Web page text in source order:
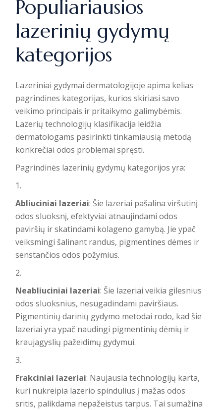
Populiariausios
lazerinių gydymų
kategorijos
Lazeriniai gydymai dermatologijoje apima kelias
pagrindines kategorijas, kurios skiriasi savo
veikimo principais ir pritaikymo galimybėmis.
Lazerių technologijų klasifikacija leidžia
dermatologams pasirinkti tinkamiausią metodą
konkrečiai odos problemai spręsti.
Pagrindinės lazerinių gydymų kategorijos yra:
Abliuciniai lazeriai: Šie lazeriai pašalina viršutinį
odos sluoksnį, efektyviai atnaujindami odos
paviršių ir skatindami kolageno gamybą. Jie ypač
veiksmingi šalinant randus, pigmentines dėmes ir
senstančios odos požymius.
Neabliuciniai lazeriai: Šie lazeriai veikia gilesnius
odos sluoksnius, nesugadindami paviršiaus.
Pigmentinių darinių gydymo metodai rodo, kad šie
lazeriai yra ypač naudingi pigmentinių dėmių ir
kraujagyslių pažeidimų gydymui.
Frakciniai lazeriai: Naujausia technologijų karta,
kuri nukreipia lazerio spindulius į mažas odos
sritis, palikdama nepažeistus tarpus. Tai sumažina